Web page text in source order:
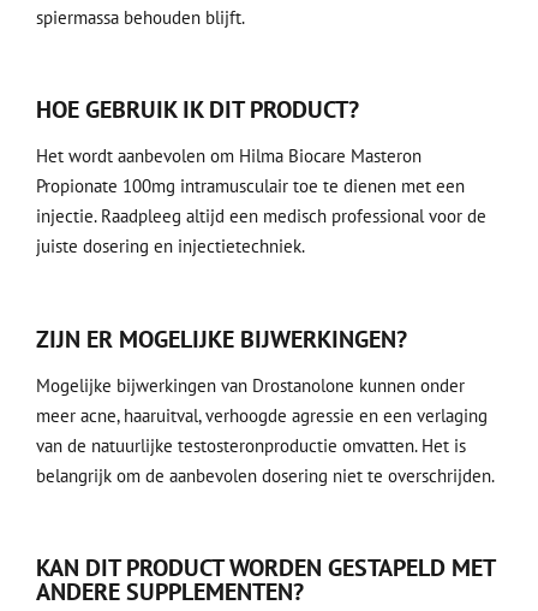
spiermassa behouden blijft.
HOE GEBRUIK IK DIT PRODUCT?
Het wordt aanbevolen om Hilma Biocare Masteron
Propionate 100mg intramusculair toe te dienen met een
injectie. Raadpleeg altijd een medisch professional voor de
juiste dosering en injectietechniek.
ZIJN ER MOGELIJKE BIJWERKINGEN?
Mogelijke bijwerkingen van Drostanolone kunnen onder
meer acne, haaruitval, verhoogde agressie en een verlaging
van de natuurlijke testosteronproductie omvatten. Het is
belangrijk om de aanbevolen dosering niet te overschrijden.
KAN DIT PRODUCT WORDEN GESTAPELD MET
ANDERE SUPPLEMENTEN?